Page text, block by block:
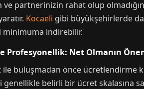
ve partnerinizin rahat olup
Kocaeli gibi büyükşehirlerde
minimuma indirebilir.
Profesyonellik: Net Olmanın
buluşmadan önce ücretlendirme
genellikle belirli bir ücret skalasına